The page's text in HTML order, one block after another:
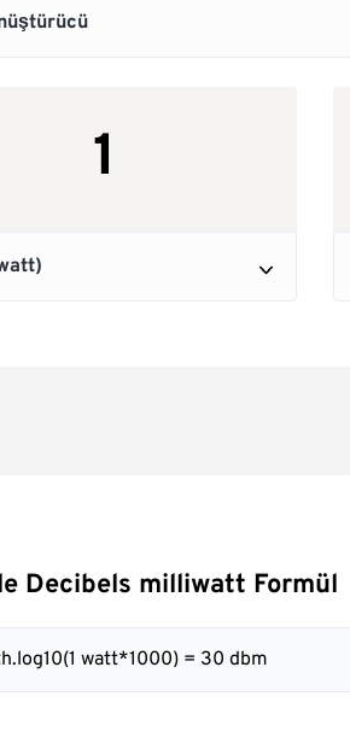
Decibels milliwatt Formül
watt*1000) = 30 dbm